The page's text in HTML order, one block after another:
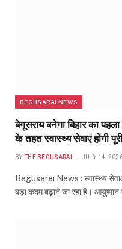
BEGUSARAI NEWS
बेगूसराय बनेगा बिहार का
के तहत स्वास्थ्य सेवाएं होंगी
BY THE BEGUSARAI JULY 14,
Begusarai News : स्वास्थ्य
बड़ा कदम बढ़ाने जा रहा है। आयुष्मान